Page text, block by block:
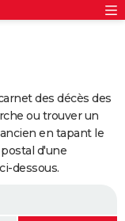
des décès des
ou trouver un
en tapant le
d'une
dessous.